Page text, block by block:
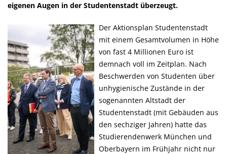
eigenen Augen in der Studentenstadt überzeugt.
Der Aktionsplan Studentenstadt
mit einem Gesamtvolumen in Höhe
von fast 4 Millionen Euro ist
demnach voll im Zeitplan. Nach
Beschwerden von Studenten über
unhygienische Zustände in der
sogenannten Altstadt der
Studentenstadt (mit Gebäuden aus
den sechziger Jahren) hatte das
Studierendenwerk München und
Oberbayern im Frühjahr nicht nur